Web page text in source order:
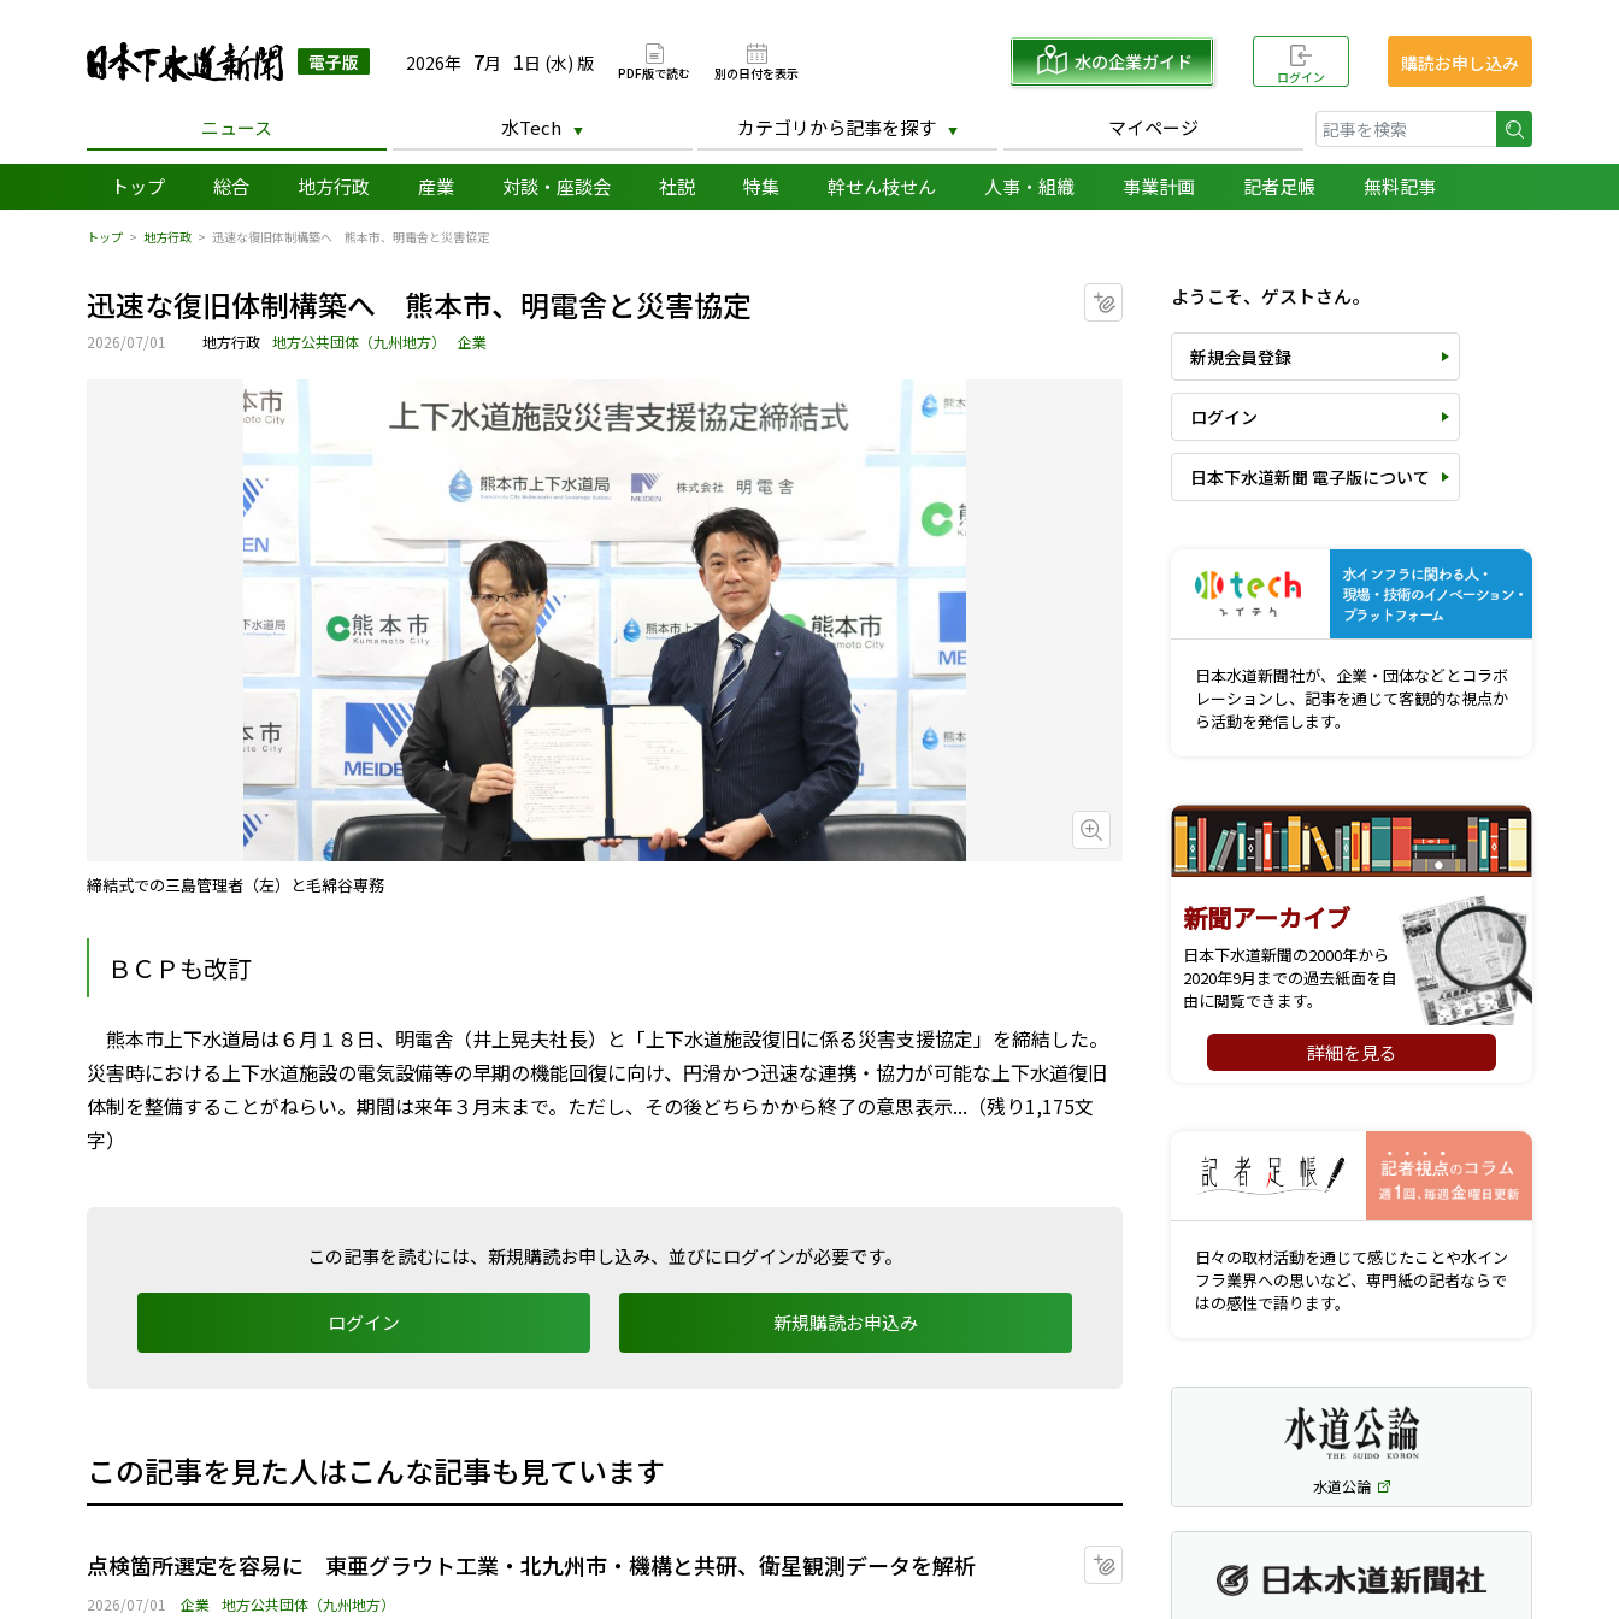
日本下水道新聞 電子版
2026年 7月 1日 (水) 版 PDF版で読む 別の日付を表示 水の企業ガイド
ログイン
購読お申し込み
ニュース 水Tech カテゴリから記事を探す マイページ
トップ 総合 地方行政 産業 対談・座談会 社説 特集 幹せん枝せん 人事・組織 事業計画 記者足帳 無料記事
トップ 地方行政 迅速な復旧体制構築へ 熊本市、明電舎と災害協定
迅速な復旧体制構築へ 熊本市、明電舎と災害協定 マイクリップに追加
2026/07/01 地方行政 地方公共団体（九州地方） 企業
画像を拡大
締結式での三島管理者（左）と毛綿谷専務
ＢＣＰも改訂
熊本市上下水道局は６月１８日、明電舎（井上晃夫社長）と「上下水道施設復旧に係る災害支援協定」を締結した。
災害時における上下水道施設の電気設備等の早期の機能回復に向け、円滑かつ迅速な連携・協力が可能な上下水道復旧
体制を整備することがねらい。期間は来年３月末まで。ただし、その後どちらかから終了の意思表示...（残り1,175文
字）
この記事を読むには、新規購読お申し込み、並びにログインが必要です。
ログイン 新規購読お申込み
この記事を見た人はこんな記事も見ています
点検箇所選定を容易に 東亜グラウト工業・北九州市・機構と共研、衛星観測データを解析
2026/07/01 企業 地方公共団体（九州地方）
ようこそ、ゲストさん。
新規会員登録
ログイン
日本下水道新聞 電子版について
日本水道新聞社が、企業・団体などとコラボ
レーションし、記事を通じて客観的な視点か
ら活動を発信します。
新聞アーカイブ
日本下水道新聞の2000年から
2020年9月までの過去紙面を自
由に閲覧できます。
詳細を見る
日々の取材活動を通じて感じたことや水イン
フラ業界への思いなど、専門紙の記者ならで
はの感性で語ります。
水道公論